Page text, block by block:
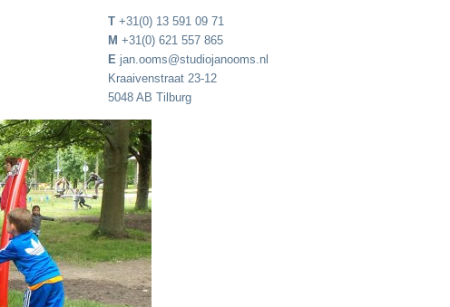
T +31(0) 13 591 09 71
M +31(0) 621 557 865
E jan.ooms@studiojanooms.nl
Kraaivenstraat 23-12
5048 AB Tilburg